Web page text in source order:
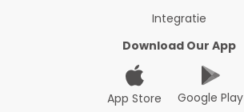
Integratie
Download Our App
App Store
Google Play